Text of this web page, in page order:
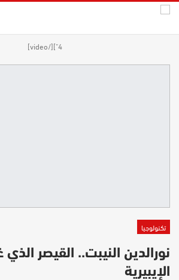
4"][/video]
تكنولوجيا
نورالدين النيبت.. القيصر الذي
الإيبيرية